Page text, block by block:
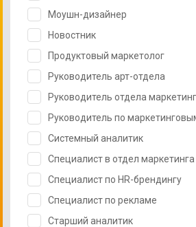
Моушн-дизайнер
Новостник
Продуктовый маркетолог
Руководитель арт-отдела
Руководитель отдела
Руководитель по
Системный аналитик
Специалист в отдел маркетинга
Специалист по HR-брендингу
Специалист по рекламе
Старший аналитик